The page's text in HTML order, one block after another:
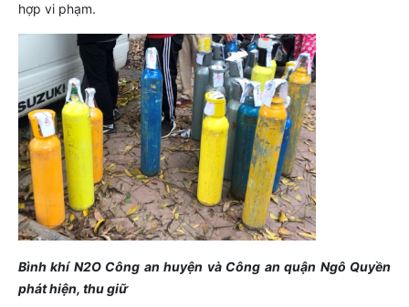
hợp vi phạm.
Bình khí N2O Công an huyện và Công an quận Ngô Quyền
phát hiện, thu giữ